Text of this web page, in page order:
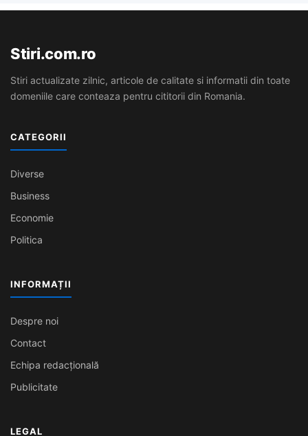
Stiri.com.ro
Stiri actualizate zilnic, articole de calitate si informatii din toate
domeniile care conteaza pentru cititorii din Romania.
CATEGORII
Diverse
Business
Economie
Politica
INFORMAȚII
Despre noi
Contact
Echipa redacțională
Publicitate
LEGAL